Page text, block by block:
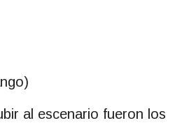
al escenario fueron los